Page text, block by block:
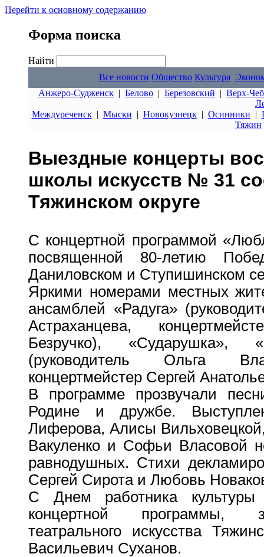
Перейти к основному содержанию
Форма поиска
Найти
Все новости Общество Культура
Анжеро-Судженск | Белово | Березовский | Верх-
Междуреченск| Мыски | Новокузнецк| Осинники |
Тяжин
Выездные концерты
школы искусств № 31
Тяжинском округе
С концертной программой
посвященной 80-летию
Даниловском и Ступишинском
Яркими номерами местных
ансамблей «Радуга»
Астраханцева,
Безручко),
(руководитель Ольга
концертмейстер Сергей
В программе прозвучали
Родине и дружбе.
Лиферова, Алисы
Вакуленко и Софьи Власовой
равнодушных. Стихи
Сергей Сирота и Любовь
С Днем работника
концертной программы,
театрального искусства
Васильевич Суханов.